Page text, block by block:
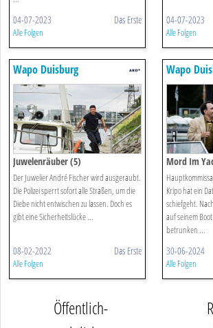
04-07-2023 Das Erste
Alle Folgen
04-07-2023
Alle Folgen
Wapo Duisburg
Juwelenräuber (5)
Der Juwelier André Fischer wird ausgeraubt.
Die Polizei sperrt sofort alle Straßen, um die
Diebe nicht entwischen zu lassen. Doch es
gibt eine Sicherheitslücke ...
08-02-2022 Das Erste
Alle Folgen
Wapo
Mord Im
Kripo hat ein
schiefgeht.
auf seinem
betrunken ...
30-06-2024
Alle Folgen
Öffentlich-